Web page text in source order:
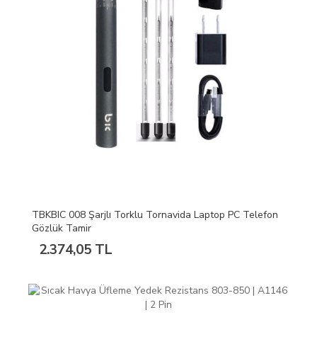
TBKBIC 008 Şarjlı Torklu Tornavida Laptop PC Telefon
Gözlük Tamir
2.374,05 TL